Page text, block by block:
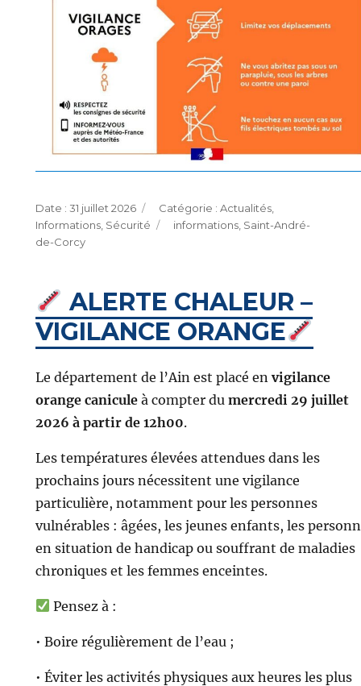
Publié
le
31 juillet 2026 Catégories
Actualités,
Informations, Sécurité Étiquettes
informations, Saint-André-
de-Corcy
ALERTE CHALEUR –
VIGILANCE ORANGE
Le département de l’Ain est placé en vigilance
orange caniculeà compter du mercredi 29 juillet
2026 à partir de 12h00.
Les températures élevées attendues dans les
prochains jours nécessitent une vigilance
particulière, notamment pour les personnes
vulnérables : âgées, les jeunes enfants, les
en situation de handicap ou souffrant de maladies
chroniques et les femmes enceintes.
Pensez à :
• Boire régulièrement de l’eau ;
• Éviter les activités physiques aux heures les plus